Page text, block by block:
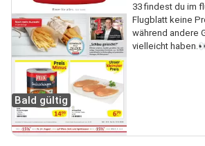
Bald gültig
33 findest du im
Flugblatt keine
während andere
vielleicht